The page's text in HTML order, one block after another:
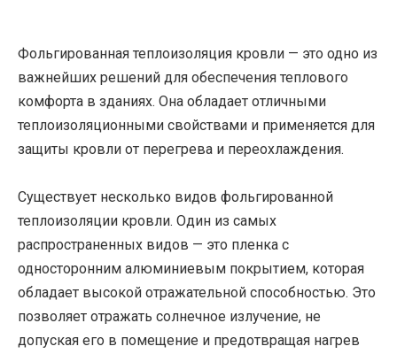
Фольгированная теплоизоляция кровли — это одно из
важнейших решений для обеспечения теплового
комфорта в зданиях. Она обладает отличными
теплоизоляционными свойствами и применяется для
защиты кровли от перегрева и переохлаждения.
Существует несколько видов фольгированной
теплоизоляции кровли. Один из самых
распространенных видов — это пленка с
односторонним алюминиевым покрытием, которая
обладает высокой отражательной способностью. Это
позволяет отражать солнечное излучение, не
допуская его в помещение и предотвращая нагрев